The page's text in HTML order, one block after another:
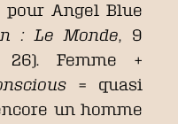
pour Angel Blue
: Le Monde, 9
26). Femme +
= quasi
un homme